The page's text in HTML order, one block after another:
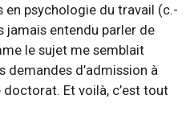
en psychologie du travail (c.-
jamais entendu parler de
le sujet me semblait
demandes d’admission à
Et voilà, c’est tout